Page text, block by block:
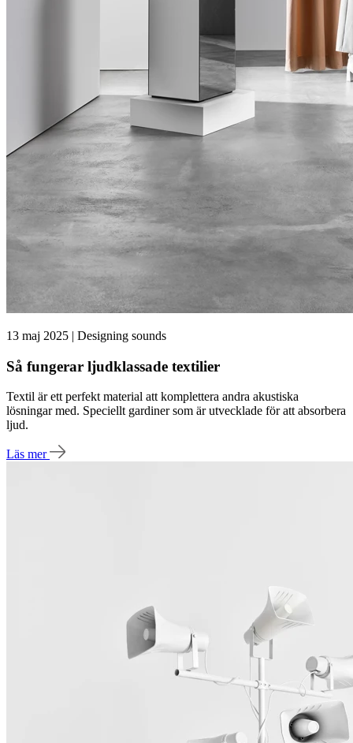
13 maj 2025 | Designing sounds
Så fungerar ljudklassade textilier
Textil är ett perfekt material att komplettera andra akustiska
lösningar med. Speciellt gardiner som är utvecklade för att absorbera
ljud.
Läs mer